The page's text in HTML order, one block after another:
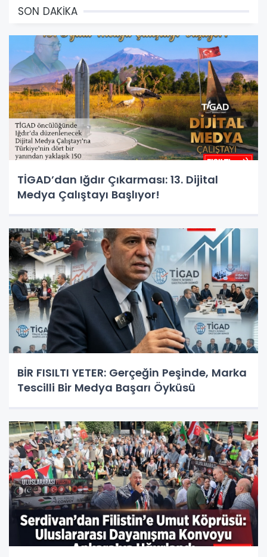
SON DAKİKA
TİGAD’dan Iğdır Çıkarması: 13. Dijital
Medya Çalıştayı Başlıyor!
BİR FISILTI YETER: Gerçeğin Peşinde, Marka
Tescilli Bir Medya Başarı Öyküsü